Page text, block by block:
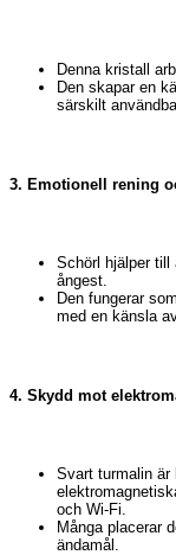
Denna kristall
Den skapar en
särskilt
3. Emotionell rening
Schörl hjälper till
ångest.
Den fungerar
med en känsla
4. Skydd mot
Svart turmalin är
och Wi-Fi.
Många placerar
ändamål.